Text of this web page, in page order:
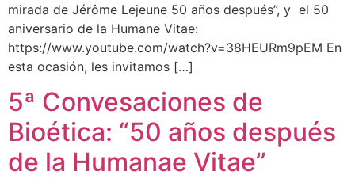
mirada de Jérôme Lejeune 50 años después”, y el 50
aniversario de la Humane Vitae:
https://www.youtube.com/watch?v=38HEURm9pEM En
esta ocasión, les invitamos […]
5ª Convesaciones de
Bioética: “50 años después
de la Humanae Vitae”